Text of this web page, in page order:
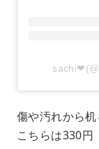
傷や汚れから机
こちらは330円